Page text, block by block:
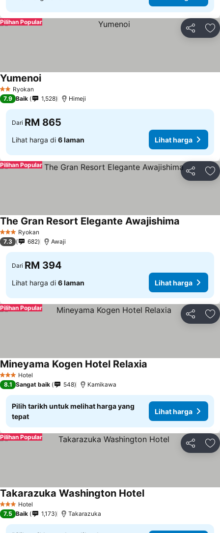
Kongsi
Pilihan Popular
2 Bintang
Ryokan
Yumenoi
7.9 Baik 1,528 Himeji
Dari RM 865
Lihat harga di 6 laman Lihat harga
Kongsi
Pilihan Popular
3 BintangRyokan
The Gran Resort Elegante Awajishima
7.3 682 Awaji
Dari RM 394
Lihat harga di 6 laman Lihat harga
Kongsi
Pilihan Popular
3 BintangHotel
Mineyama Kogen Hotel Relaxia
8.1 Sangat baik 548 Kamikawa
Pilih tarikh untuk melihat harga yang
tepat
Lihat harga
Kongsi
Pilihan Popular
3 BintangHotel
Takarazuka Washington Hotel
7.5 Baik 1,173 Takarazuka